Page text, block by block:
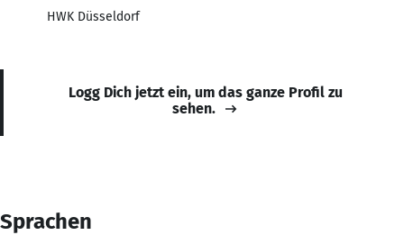
HWK Düsseldorf
Logg Dich jetzt ein, um das ganze Profil zu
sehen.
Sprachen